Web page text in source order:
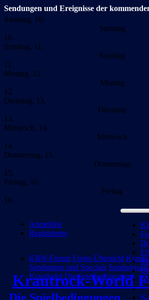
Sendungen und Ereignisse der
Samstag, 10.
Samstag
10.
Sonntag, 11.
Sonntag
11.
Montag, 12.
Montag
12.
Dienstag, 13.
Dienstag
13.
Mittwoch, 14.
Mittwoch
14.
Donnerstag, 15.
Donnerstag
15.
Freitag, 16.
Freitag
16.
Anmelden
Registrieren
Krautrock-World
KRW-Forum Foren-Übersicht
Sendungen und Specials
Krautlodel Die Spielbedingungen